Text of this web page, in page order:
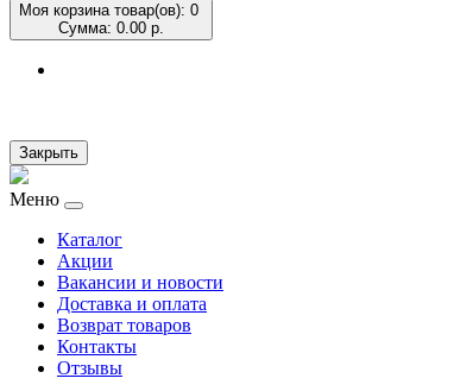
Моя корзина товар(ов): 0
Сумма: 0.00 р.
Закрыть
Меню
Каталог
Акции
Вакансии и новости
Доставка и оплата
Возврат товаров
Контакты
Отзывы